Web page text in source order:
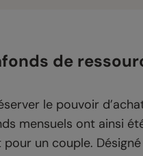
de
le pouvoir
mensuels ont ainsi
un couple. Désigné